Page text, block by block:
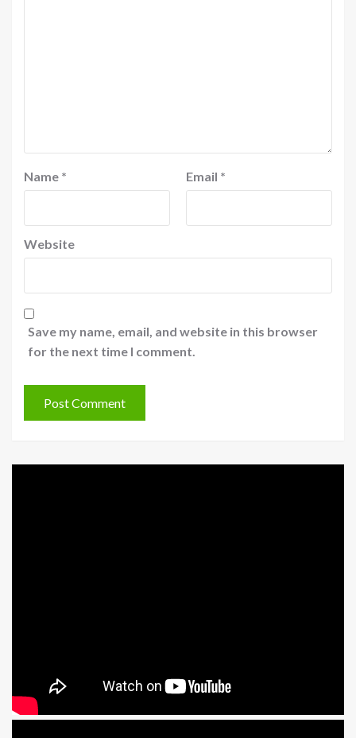
Name * Email *
Website
Save my name, email, and website in this browser
for the next time I comment.